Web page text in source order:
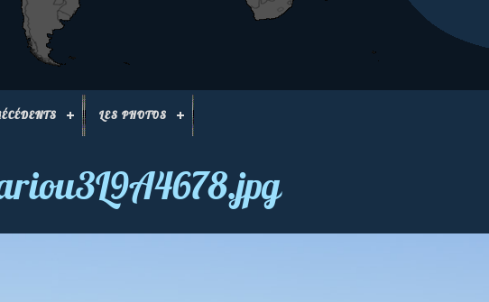
LES PHOTOS